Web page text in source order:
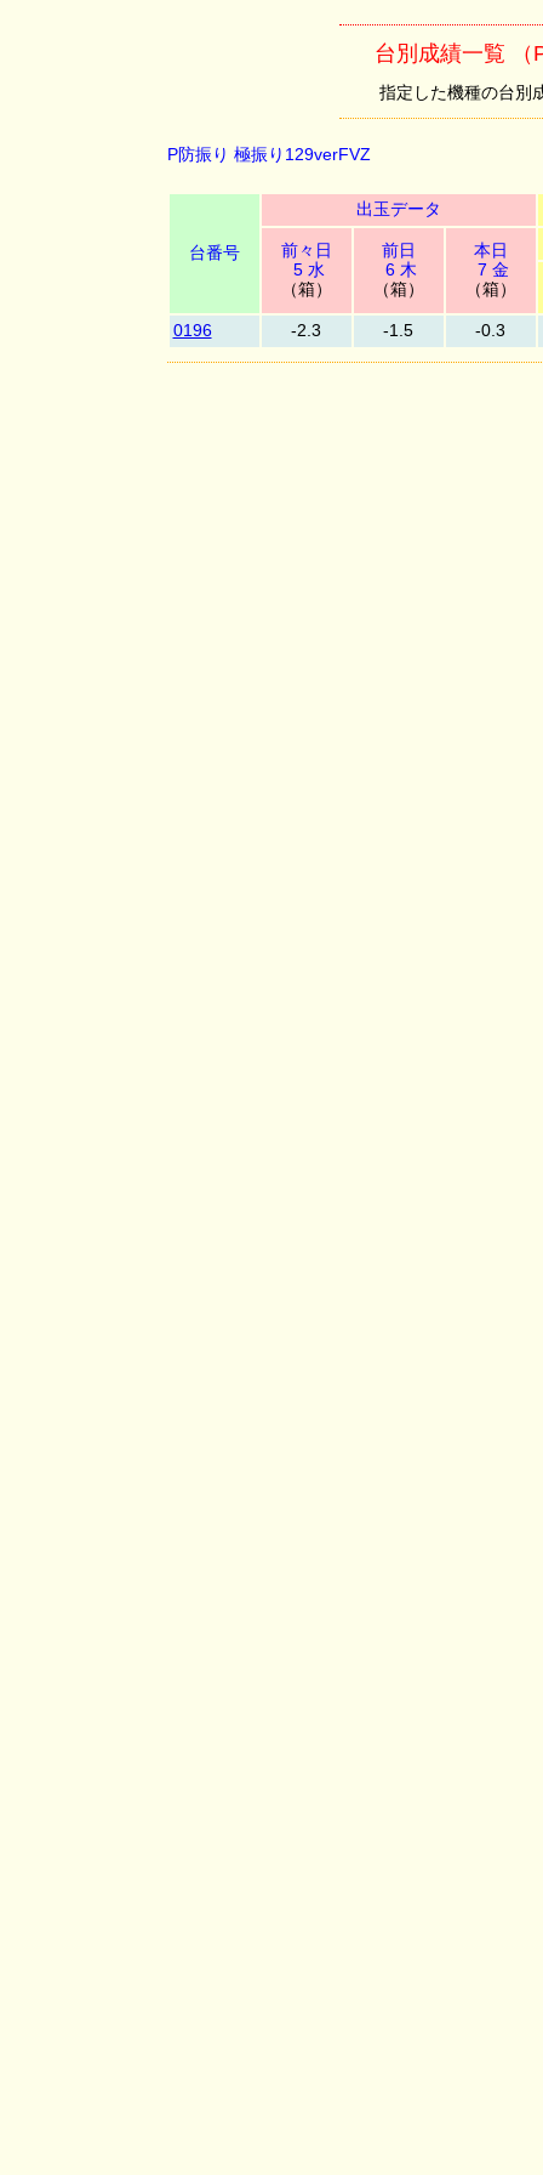
台別成績一覧 （
指定した機種の台別
P防振り 極振り129verFVZ
台番号
出玉データ
前々日
5 水
（箱）
前日
6 木
（箱）
本日
7 金
（箱）
0196 -2.3 -1.5 -0.3